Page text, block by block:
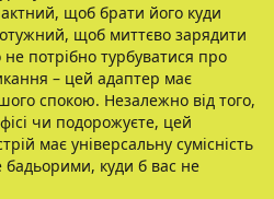
щоб брати його куди
щоб миттєво зарядити
потрібно турбуватися про
– цей адаптер має
спокою. Незалежно від того,
чи подорожуєте, цей
має універсальну сумісність
бадьорими, куди б вас не